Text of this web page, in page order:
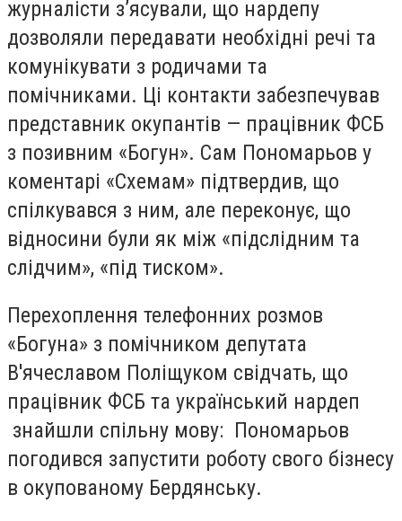
журналісти з’ясували, що нардепу
дозволяли передавати необхідні речі та
комунікувати з родичами та
помічниками. Ці контакти забезпечував
представник окупантів — працівник ФСБ
з позивним «Богун». Сам Пономарьов у
коментарі «Схемам» підтвердив, що
спілкувався з ним, але переконує, що
відносини були як між «підслідним та
слідчим», «під тиском».
Перехоплення телефонних розмов
«Богуна» з помічником депутата
В'ячеславом Поліщуком свідчать, що
працівник ФСБ та український нардеп
знайшли спільну мову: Пономарьов
погодився запустити роботу свого бізнесу
в окупованому Бердянську.